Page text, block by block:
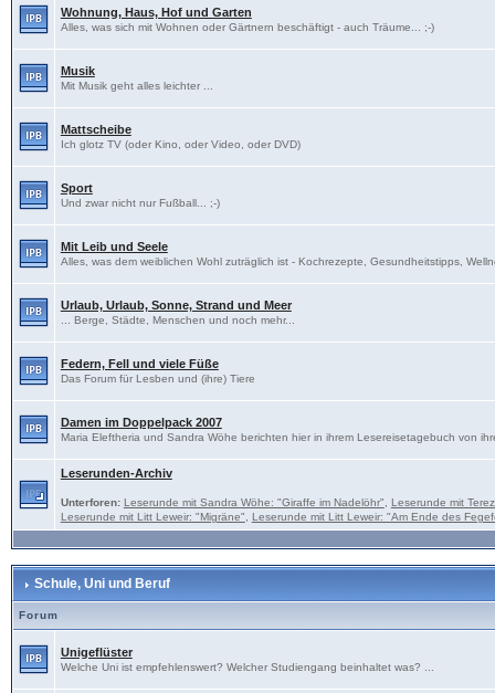
Wohnung, Haus, Hof und Garten
Alles, was sich mit Wohnen oder Gärtnern beschäftigt - auch Träume... ;-)
Musik
Mit Musik geht alles leichter ...
Mattscheibe
Ich glotz TV (oder Kino, oder Video, oder DVD)
Sport
Und zwar nicht nur Fußball... ;-)
Mit Leib und Seele
Alles, was dem weiblichen Wohl zuträglich ist - Kochrezepte, Gesundheitstipps,
Urlaub, Urlaub, Sonne, Strand und Meer
... Berge, Städte, Menschen und noch mehr...
Federn, Fell und viele Füße
Das Forum für Lesben und (ihre) Tiere
Damen im Doppelpack 2007
Maria Eleftheria und Sandra Wöhe berichten hier in ihrem Lesereisetagebuch von
Leserunden-Archiv
Unterforen: Leserunde mit Sandra Wöhe: "Giraffe im Nadelöhr"
Leserunde mit
Leserunde mit Litt Leweir: "Migräne"
Leserunde mit Litt Leweir: "Am Ende des
Schule, Uni und Beruf
Forum
Unigeflüster
Welche Uni ist empfehlenswert? Welcher Studiengang beinhaltet was? ...